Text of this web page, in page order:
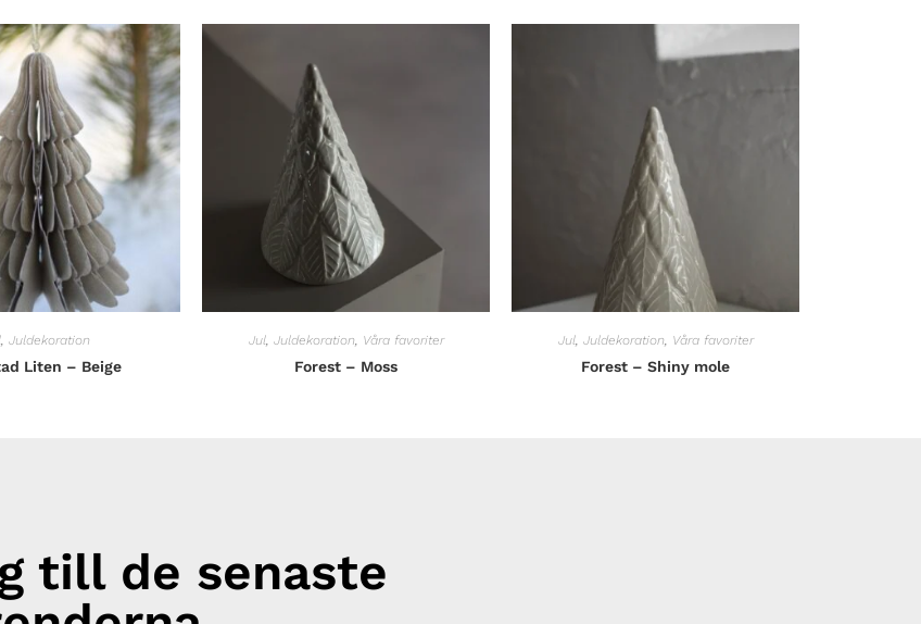
, Juldekoration
Liten – Beige
Jul, Juldekoration, Våra favoriter
Forest – Moss
Jul, Juldekoration, Våra favoriter
Forest – Shiny mole
till de senaste